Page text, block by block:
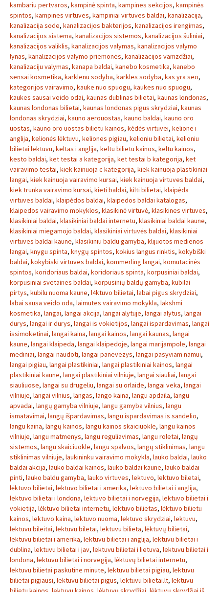
kambariu pertvaros, kampinė spinta, kampines sekcijos, kampinės
spintos, kampines virtuves, kampiniai virtuves baldai, kanalizacija,
kanalizacija sode, kanalizacijos bakterijos, kanalizacijos irengimas,
kanalizacijos sistema, kanalizacijos sistemos, kanalizacijos šuliniai,
kanalizacijos valiklis, kanalizacijos valymas, kanalizacijos valymo
lynas, kanalizacijos valymo priemones, kanalizacijos vamzdžiai,
kanalizaciju valymas, kanapa baldai, kanebo kosmetika, kanebo
sensai kosmetika, karklenu sodyba, karkles sodyba, kas yra seo,
kategorijos vairavimo, kauke nuo spuogu, kaukes nuo spuogu,
kaukes sausai veido odai, kaunas dublinas bilietai, kaunas londonas,
kaunas londonas bilietai, kaunas londonas pigus skrydziai, kaunas
londonas skrydziai, kauno aerouostas, kauno baldai, kauno oro
uostas, kauno oro uostas bilietu kainos, kėdės virtuvei, kelione i
anglija, kelionės lėktuvu, keliones pigiau, kelioniu bilietai, kelioniu
bilietai lektuvu, keltas i anglija, keltu bilietu kainos, keltu kainos,
kesto baldai, ket testai a kategorija, ket testai b kategorija, ket
vairavimo testai, kiek kainuoja c kategorija, kiek kainuoja plastikiniai
langai, kiek kainuoja vairavimo kursai, kiek kainuoja virtuves baldai,
kiek trunka vairavimo kursai, kieti baldai, kilti bilietai, klaipėda
virtuves baldai, klaipėdos baldai, klaipedos baldai katalogas,
klaipedos vairavimo mokyklos, klasikinė virtuvė, klasikines virtuves,
klasikiniai baldai, klasikiniai baldai internetu, klasikiniai baldai kaune,
klasikiniai miegamojo baldai, klasikiniai virtuvės baldai, klasikiniai
virtuves baldai kaune, klasikiniu baldu gamyba, klijuotos medienos
langai, knygu spinta, knygų spintos, kokius langus rinktis, kokybiški
baldai, kokybiski virtuves baldai, kommerling langai, komutacinės
spintos, koridoriaus baldai, koridoriaus spinta, korpusiniai baldai,
korpusiniai svetaines baldai, korpusinių baldų gamyba, kubilai
pirtys, kubilu nuoma kaune, l4ktuvo bilietai, labai pigus skrydziai,
labai sausa veido oda, laimutes vairavimo mokykla, lakshmi
kosmetika, langai, langai akcija, langai alytuje, langai alytus, langai
durys, langai ir durys, langai is vokietijos, langai ispardavimas, langai
issimoketinai, langai kaina, langai kainos, langai kaunas, langai
kaune, langai klaipeda, langai klaipedoje, langai marijampole, langai
mediniai, langai naudoti, langai panevezys, langai pasyviam namui,
langai pigiau, langai plastikiniai, langai plastikiniai kainos, langai
plastikiniai kaune, langai plastikiniai vilniuje, langai siauliai, langai
siauliuose, langai su drugeliu, langai su orlaide, langai veka, langai
vilniuje, langai vilnius, langas, lango kaina, langu apdaila, langu
apvadai, langų gamyba vilniuje, langu gamyba vilnius, langu
ismatavimai, langų išpardavimas, langu ispardavimas is sandelio,
langu kaina, langų kainos, langu kainos skaiciuokle, langu kainos
vilniuje, langu matmenys, langu reguliavimas, langu roletai, langų
sistemos, langu skaiciuokle, langu spalvos, langų stiklinimas, langu
stiklinimas vilniuje, laukininku vairavimo mokykla, lauko baldai, lauko
baldai akcija, lauko baldai kainos, lauko baldai kaune, lauko baldai
pinti, lauko baldu gamyba, lauko virtuves, lektuvo, lektuvo biletai,
lėktuvo bilietai, lektuvo bilietai i amerika, lektuvo bilietai i anglija,
lektuvo bilietai i londona, lektuvo bilietai i norvegija, lektuvo bilietai i
vokietija, lėktuvo bilietai internetu, lektuvo bilietas, lėktuvo bilietu
kainos, lektuvo kaina, lektuvo nuoma, lektuvo skrydziai, lektuvu,
lektuvu bileitai, lektuvu biletai, lektuvu bilieta, lėktuvų bilietai,
lektuvu bilietai i amerika, lektuvu bilietai i anglija, lektuvu bilietai i
dublina, lektuvu bilietai i jav, lektuvu bilietai i lietuva, lektuvu bilietai i
londona, lektuvu bilietai i norvegija, lėktuvų bilietai internetu,
lektuvu bilietai paskutine minute, lektuvu bilietai pigiau, lektuvu
bilietai pigiausi, lektuvu bilietai pigus, lektuvu bilietai.lt, lektuvu